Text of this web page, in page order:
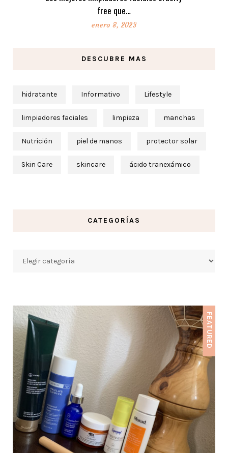
free que…
enero 8, 2023
DESCUBRE MAS
hidratante Informativo Lifestyle
limpiadores faciales limpieza manchas
Nutrición piel de manos protector solar
Skin Care skincare ácido tranexámico
CATEGORÍAS
FEATURED